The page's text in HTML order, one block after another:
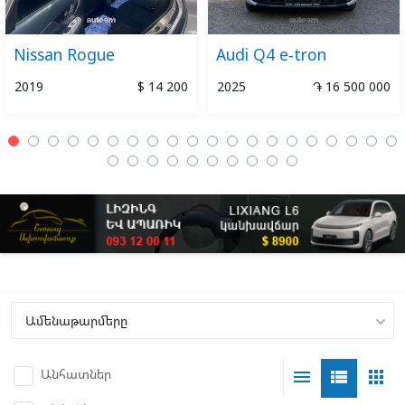
Nissan Rogue
2019 $ 14 200
Audi Q4 e-tron
2025 ֏ 16 500 000
Անհատներ apps
view_list
menu